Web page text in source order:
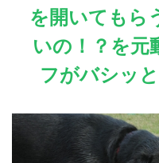
を開いてもら
いの！？を元
フがバシッ